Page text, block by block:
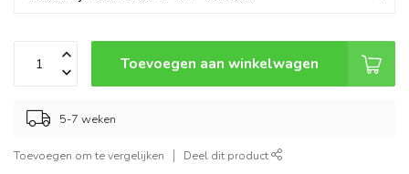
Toevoegen aan winkelwagen
5-7 weken
Toevoegen om te vergelijken Deel dit product